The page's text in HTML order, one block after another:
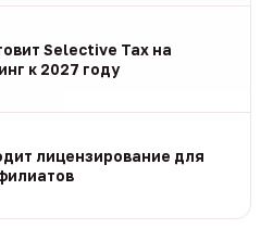
Selective Tax на
к 2027 году
лицензирование для